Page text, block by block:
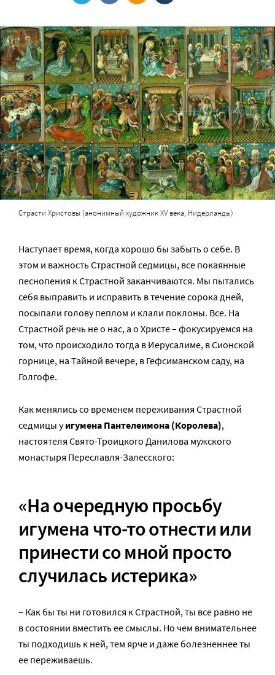
Страсти Христовы (анонимный художник XV века, Нидерланды)
Наступает время, когда хорошо бы забыть о себе. В
этом и важность Страстной седмицы, все покаянные
песнопения к Страстной заканчиваются. Мы пытались
себя выправить и исправить в течение сорока дней,
посыпали голову пеплом и клали поклоны. Все. На
Страстной речь не о нас, а о Христе – фокусируемся на
том, что происходило тогда в Иерусалиме, в Сионской
горнице, на Тайной вечере, в Гефсиманском саду, на
Голгофе.
Как менялись со временем переживания Страстной
седмицы уигумена Пантелеимона (Королева),
настоятеля Свято-Троицкого Данилова мужского
монастыря Переславля-Залесского:
«На очередную просьбу
игумена что-то отнести или
принести со мной просто
случилась истерика»
– Как бы ты ни готовился к Страстной, ты все равно не
в состоянии вместить ее смыслы. Но чем внимательнее
ты подходишь к ней, тем ярче и даже болезненнее ты
ее переживаешь.